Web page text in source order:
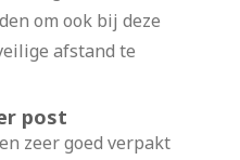
om ook bij deze
afstand te
post
zeer goed verpakt